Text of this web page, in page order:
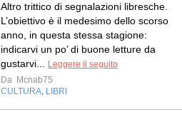
Altro trittico di segnalazioni libresche.
L’obiettivo è il medesimo dello scorso
anno, in questa stessa stagione:
indicarvi un po’ di buone letture da
gustarvi...
Leggere il seguito
Da Mcnab75
CULTURA LIBRI